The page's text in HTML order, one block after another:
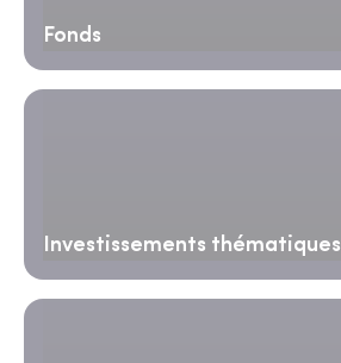
Fonds
Investissements thématiques